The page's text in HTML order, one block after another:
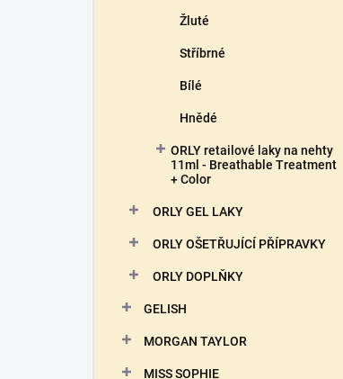
Žluté
Stříbrné
Bílé
Hnědé
ORLY retailové laky na nehty
11ml - Breathable Treatment
+ Color
ORLY GEL LAKY
ORLY OŠETŘUJÍCÍ PŘÍPRAVKY
ORLY DOPLŇKY
GELISH
MORGAN TAYLOR
MISS SOPHIE